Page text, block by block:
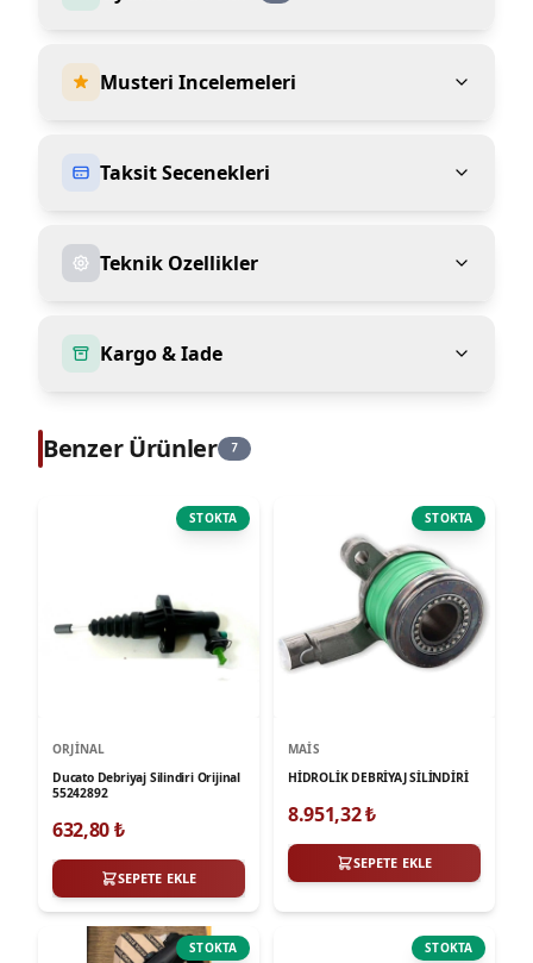
Musteri Incelemeleri
Taksit Secenekleri
Teknik Ozellikler
Kargo & Iade
Benzer Ürünler 7
STOKTA
ORJINAL
Ducato Debriyaj Silindiri Orijinal
55242892
632,80₺
SEPETE EKLE
STOKTA
MAIS
HİDROLİK DEBRİYAJ SİLİNDİRİ
8.951,32₺
SEPETE EKLE
STOKTA STOKTA